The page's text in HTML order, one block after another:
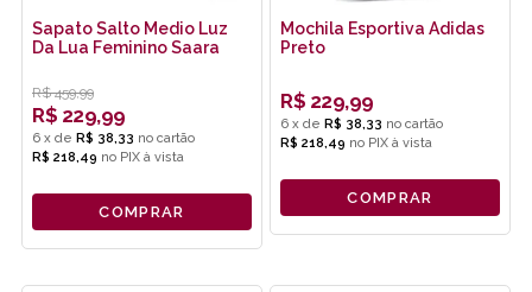
Sapato Salto Medio Luz
Da Lua Feminino Saara
R$ 459,99
R$ 229,99
6 x de R$ 38,33
R$ 218,49 no PIX
COMPRAR
Mochila Esportiva Adidas
Preto
R$ 229,99
6 x de R$ 38,33
R$ 218,49 no PIX
COMPRAR